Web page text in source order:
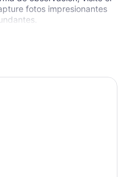
fotos impresionantes